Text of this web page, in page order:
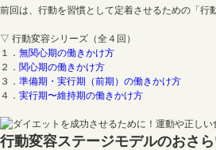
前回は、行動を習慣として定着させるための「行
▽ 行動変容シリーズ（全４回）
１． 無関心期の働きかけ方
２． 関心期の働きかけ方
３． 準備期・実行期（前期）の働きかけ方
４． 実行期〜維持期の働きかけ方
行動変容ステージモデルのおさ